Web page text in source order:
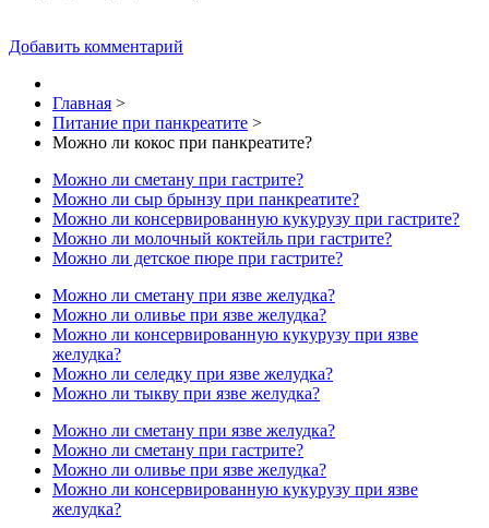
Добавить комментарий
Главная >
Питание при панкреатите >
Можно ли кокос при панкреатите?
Можно ли сметану при гастрите?
Можно ли сыр брынзу при панкреатите?
Можно ли консервированную кукурузу при гастрите?
Можно ли молочный коктейль при гастрите?
Можно ли детское пюре при гастрите?
Можно ли сметану при язве желудка?
Можно ли оливье при язве желудка?
Можно ли консервированную кукурузу при язве
желудка?
Можно ли селедку при язве желудка?
Можно ли тыкву при язве желудка?
Можно ли сметану при язве желудка?
Можно ли сметану при гастрите?
Можно ли оливье при язве желудка?
Можно ли консервированную кукурузу при язве
желудка?